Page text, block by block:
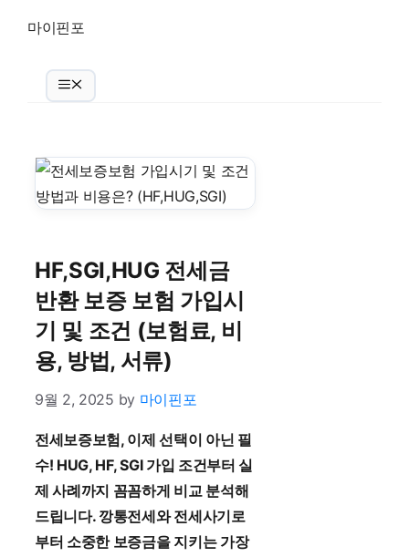
content
마이핀포
Menu
HF,SGI,HUG 전세금
반환 보증 보험 가입시
기 및 조건 (보험료, 비
용, 방법, 서류)
9월 2, 2025 by 마이핀포
전세보증보험, 이제 선택이 아닌 필
수! HUG, HF, SGI 가입 조건부터 실
제 사례까지 꼼꼼하게 비교 분석해
드립니다. 깡통전세와 전세사기로
부터 소중한 보증금을 지키는 가장